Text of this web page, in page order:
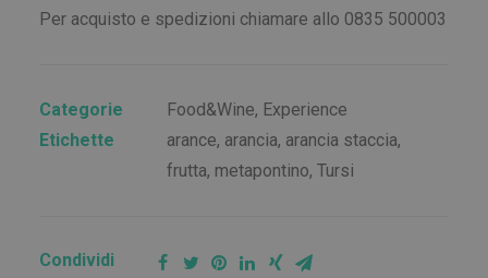
Per acquisto e spedizioni chiamare allo 0835 500003
Categorie Food&Wine, Experience
Etichette
arance, arancia, arancia staccia,
frutta, metapontino, Tursi
Condividi